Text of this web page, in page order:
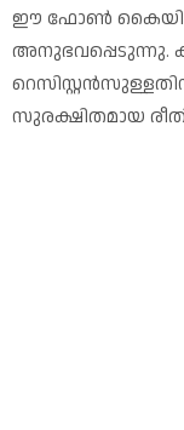
ഈ ഫോൺ കൈയിൽ
അനുഭവപ്പെടുന്നു.
സുരക്ഷിതമായ